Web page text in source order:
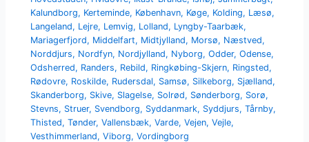
Kalundborg, Kerteminde, København, Køge, Kolding, Læsø,
Langeland, Lejre, Lemvig, Lolland, Lyngby-Taarbæk,
Mariagerfjord, Middelfart, Midtjylland, Morsø, Næstved,
Norddjurs, Nordfyn, Nordjylland, Nyborg,Odder,Odense,
Odsherred, Randers, Rebild, Ringkøbing-Skjern, Ringsted,
Rødovre, Roskilde, Rudersdal, Samsø, Silkeborg, Sjælland,
Skanderborg, Skive, Slagelse, Solrød, Sønderborg, Sorø,
Stevns, Struer, Svendborg, Syddanmark, Syddjurs,Tårnby,
Thisted,Tønder,Vallensbæk,Varde,Vejen,Vejle,
Vesthimmerland,Viborg,Vordingborg